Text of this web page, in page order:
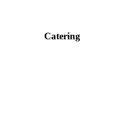
Catering